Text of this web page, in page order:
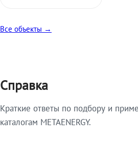
Все объекты →
Справка
Краткие ответы по подбору и
каталогам METAENERGY.